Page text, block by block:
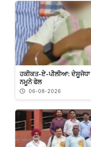
ਹਕੀਕਤ-ਏ-ਪੀਲੀਆ: ਦੇਸੂਜੋਧਾ
ਨਮੂਨੇ ਫੇਲ
06-08-2026